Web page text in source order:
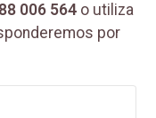
006 564 o utiliza
por